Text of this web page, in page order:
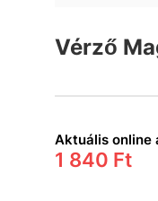
Vérző
Aktuális online
1 840 Ft